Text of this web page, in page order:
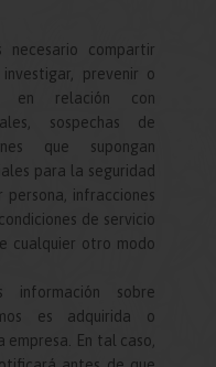
necesario compartir
prevenir o
en relación con
sospechas de
que supongan
para la seguridad
persona, infracciones
de servicio
cualquier otro modo
información sobre
es adquirida o
En tal caso,